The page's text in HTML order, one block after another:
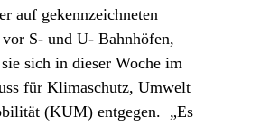
auf gekennzeichneten
S- und U- Bahnhöfen,
sich in dieser Woche im
für Klimaschutz, Umwelt
(KUM) entgegen. „Es